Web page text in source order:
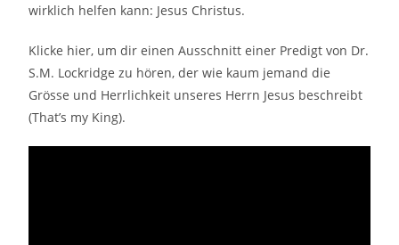
wirklich helfen kann: Jesus Christus.
Klicke hier, um dir einen Ausschnitt einer Predigt von Dr.
S.M. Lockridge zu hören, der wie kaum jemand die
Grösse und Herrlichkeit unseres Herrn Jesus beschreibt
(That’s my King).